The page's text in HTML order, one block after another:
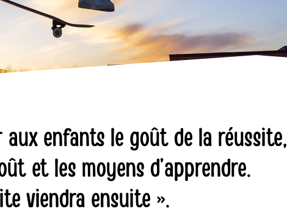
enfants le goût de la réussite,
et les moyens d’apprendre.
viendra ensuite ».